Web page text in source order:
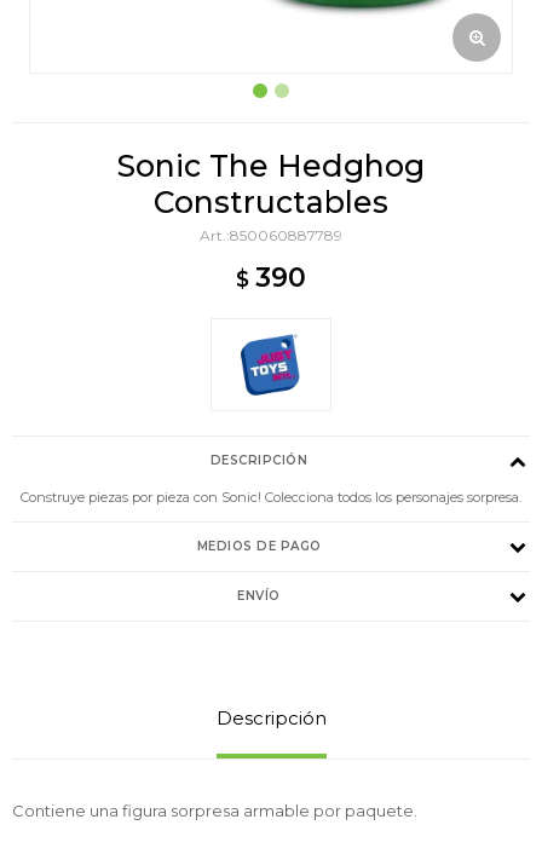
Sonic The Hedghog
Constructables
850060887789
$ 390
DESCRIPCIÓN
Construye piezas por pieza con Sonic! Colecciona todos los personajes sorpresa.
MEDIOS DE PAGO
ENVÍO
Descripción
Contiene una figura sorpresa armable por paquete.